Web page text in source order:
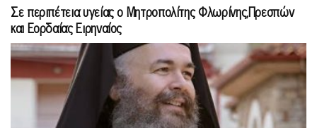
Σε περιπέτεια υγείας ο Μητροπολίτης Φλωρίνης,Πρεσπών
και Εορδαίας Ειρηναίος